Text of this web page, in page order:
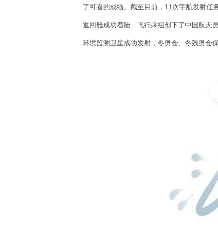
了可喜的成绩。截至目前，11次宇航发射任
返回舱成功着陆、飞行乘组创下了中国航天
环境监测卫星成功发射，冬奥会、冬残奥会